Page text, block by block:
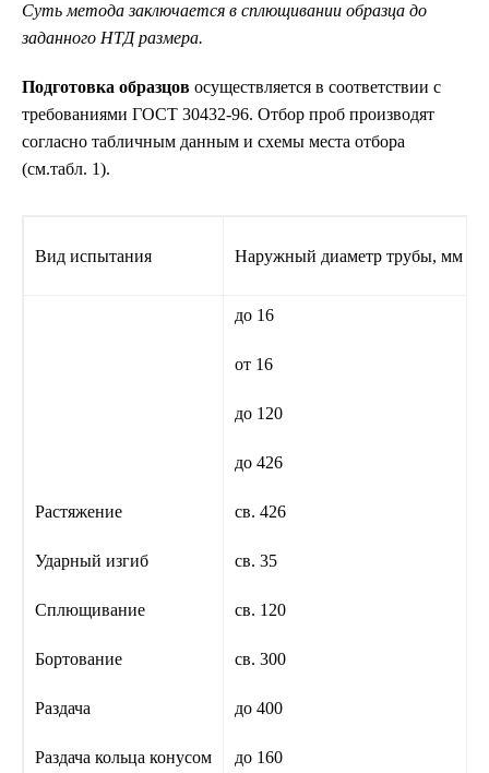
Суть метода заключается в сплющивании образца до
заданного НТД размера.
Подготовка образцов осуществляется в соответствии с
требованиями ГОСТ 30432-96. Отбор проб производят
согласно табличным данным и схемы места отбора
(см.табл. 1).
Вид испытания Наружный диаметр трубы, мм
Растяжение
Ударный изгиб
Сплющивание
Бортование
Раздача
Раздача кольца конусом
до 16
от 16
до 120
до 426
св. 426
св. 35
св. 120
св. 300
до 400
до 160